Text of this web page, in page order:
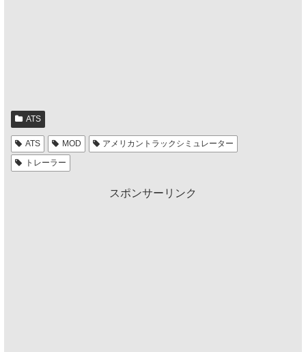
ATS
ATS MOD
アメリカントラックシミュレーター
トレーラー
スポンサーリンク